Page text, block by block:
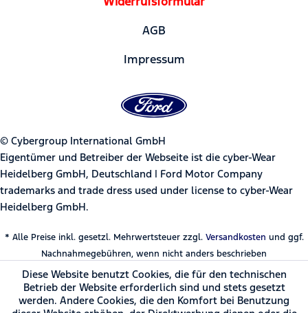
AGB
Impressum
© Cybergroup International GmbH
Eigentümer und Betreiber der Webseite ist die cyber-Wear
Heidelberg GmbH, Deutschland | Ford Motor Company
trademarks and trade dress used under license to cyber-Wear
Heidelberg GmbH.
* Alle Preise inkl. gesetzl. Mehrwertsteuer zzgl. Versandkosten und ggf.
Nachnahmegebühren, wenn nicht anders beschrieben
Diese Website benutzt Cookies, die für den technischen
Betrieb der Website erforderlich sind und stets gesetzt
werden. Andere Cookies, die den Komfort bei Benutzung